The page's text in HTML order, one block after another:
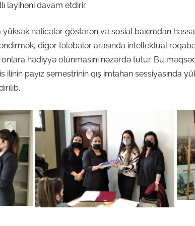
layihəni davam etdirir.
yüksək nəticələr göstərən və sosial baxımdan
digər tələbələr arasında intellektual
hədiyyə olunmasını nəzərdə tutur. Bu
payız semestrinin qış imtahan sessiyasında